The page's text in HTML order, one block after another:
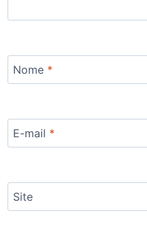
Nome *
E-mail *
Site